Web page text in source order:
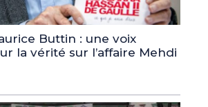
Buttin : une voix
la vérité sur l’affaire Mehdi